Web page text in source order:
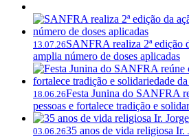
13.07.26SANFRA realiza 2ª edição
amplia número de doses aplicadas
18.06.26Festa Junina do SANFRA
pessoas e fortalece tradição e
03.06.2635 anos de vida religiosa Ir.